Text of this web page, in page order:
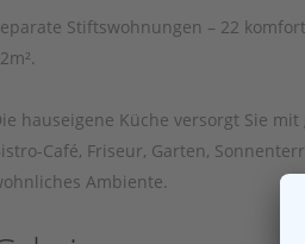
Stiftswohnungen – 22
hauseigene Küche versorgt Sie
Café, Friseur, Garten,
Ambiente.